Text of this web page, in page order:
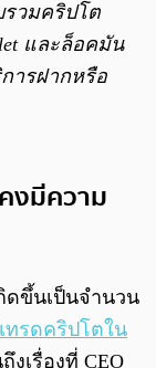
รวมคริปโต
และล็อคมัน
ารฝากหรือ
งมีความ
ดขึ้นเป็นจำนวน
ทรดคริปโตใน
งเรื่องที่ CEO